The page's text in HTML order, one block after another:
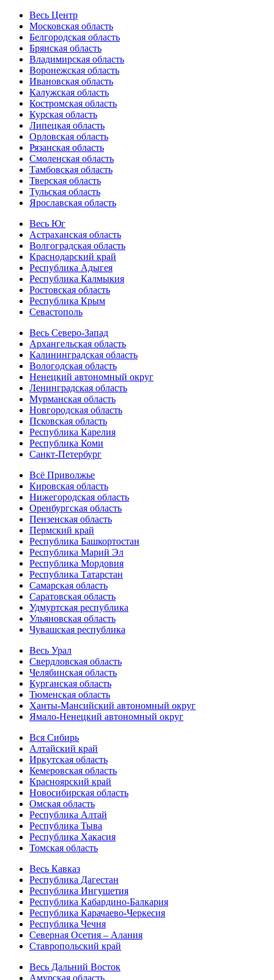
Весь Центр
Московская область
Белгородская область
Брянская область
Владимирская область
Воронежская область
Ивановская область
Калужская область
Костромская область
Курская область
Липецкая область
Орловская область
Рязанская область
Смоленская область
Тамбовская область
Тверская область
Тульская область
Ярославская область
Весь Юг
Астраханская область
Волгоградская область
Краснодарский край
Республика Адыгея
Республика Калмыкия
Ростовская область
Республика Крым
Севастополь
Весь Северо-Запад
Архангельская область
Калининградская область
Вологодская область
Ненецкий автономный округ
Ленинградская область
Мурманская область
Новгородская область
Псковская область
Республика Карелия
Республика Коми
Санкт-Петербург
Всё Приволжье
Кировская область
Нижегородская область
Оренбургская область
Пензенская область
Пермский край
Республика Башкортостан
Республика Марий Эл
Республика Мордовия
Республика Татарстан
Самарская область
Саратовская область
Удмуртская республика
Ульяновская область
Чувашская республика
Весь Урал
Свердловская область
Челябинская область
Курганская область
Тюменская область
Ханты-Мансийский автономный округ
Ямало-Ненецкий автономный округ
Вся Сибирь
Алтайский край
Иркутская область
Кемеровская область
Красноярский край
Новосибирская область
Омская область
Республика Алтай
Республика Тыва
Республика Хакасия
Томская область
Весь Кавказ
Республика Дагестан
Республика Ингушетия
Республика Кабардино-Балкария
Республика Карачаево-Черкесия
Республика Чечня
Северная Осетия – Алания
Ставропольский край
Весь Дальний Восток
Амурская область